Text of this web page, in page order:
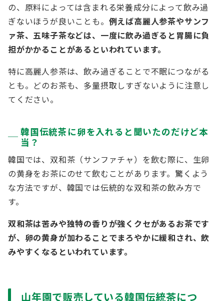
の、原料によっては含まれる栄養成分によって飲み過
ぎないほうが良いことも。 例えば高麗人参茶やサンフ
ァ茶、五味子茶などは、一度に飲み過ぎると胃腸に負
担がかかることがあるといわれています。
特に高麗人参茶は、飲み過ぎることで不眠につながる
とも。どのお茶も、多量摂取しすぎないように注意し
てください。
韓国伝統茶に卵を入れると聞いたのだけど本
当？
韓国では、双和茶（サンファチャ）を飲む際に、生卵
の黄身をお茶にのせて飲むことがあります。驚くよう
な方法ですが、韓国では伝統的な双和茶の飲み方で
す。
双和茶は苦みや独特の香りが強くクセがあるお茶です
が、卵の黄身が加わることでまろやかに緩和され、飲
みやすくなるといわれています。
山年園で販売している韓国伝統茶につ